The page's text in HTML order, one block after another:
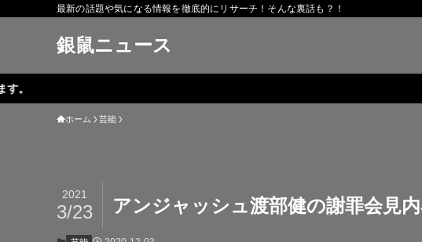
最新の話題や気になる情報を徹底的にリサーチ！そんな裏話も？！
銀鼠ニュース
ホーム 芸能
アンジャッシュ渡部健の謝罪会見
2021
3/23